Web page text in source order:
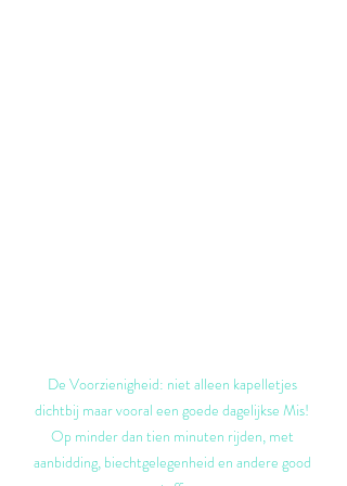
De Voorzienigheid: niet alleen kapelletjes
dichtbij maar vooral een goede dagelijkse Mis!
Op minder dan tien minuten rijden, met
aanbidding, biechtgelegenheid en andere good